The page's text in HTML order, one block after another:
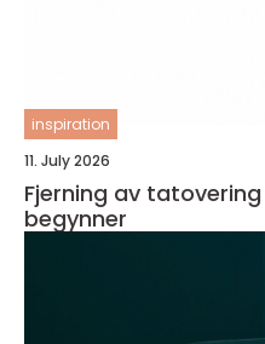
inspiration
11. July 2026
Fjerning av tatovering hva du bør vite før du
begynner